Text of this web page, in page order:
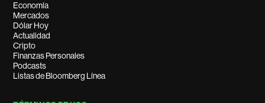
Economía
Mercados
Dólar Hoy
Actualidad
Cripto
Finanzas Personales
Podcasts
Listas de Bloomberg Línea